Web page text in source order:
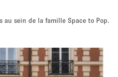
Art Alimentation
au sein de la famille Space to Pop.